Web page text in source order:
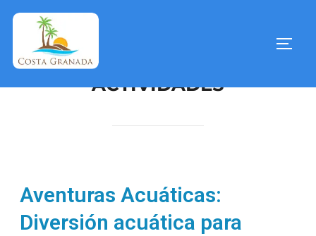
ACTIVIDADES
Aventuras Acuáticas:
Diversión acuática para